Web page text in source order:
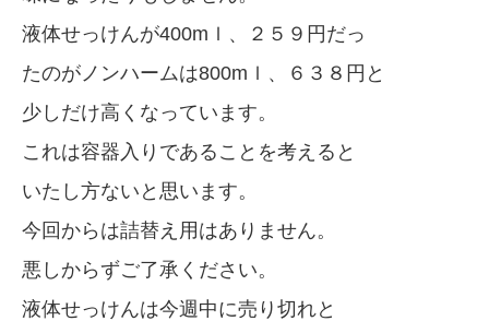
液体せっけんが400mｌ、２５９円だっ
たのがノンハームは800mｌ、６３８円と
少しだけ高くなっています。
これは容器入りであることを考えると
いたし方ないと思います。
今回からは詰替え用はありません。
悪しからずご了承ください。
液体せっけんは今週中に売り切れと